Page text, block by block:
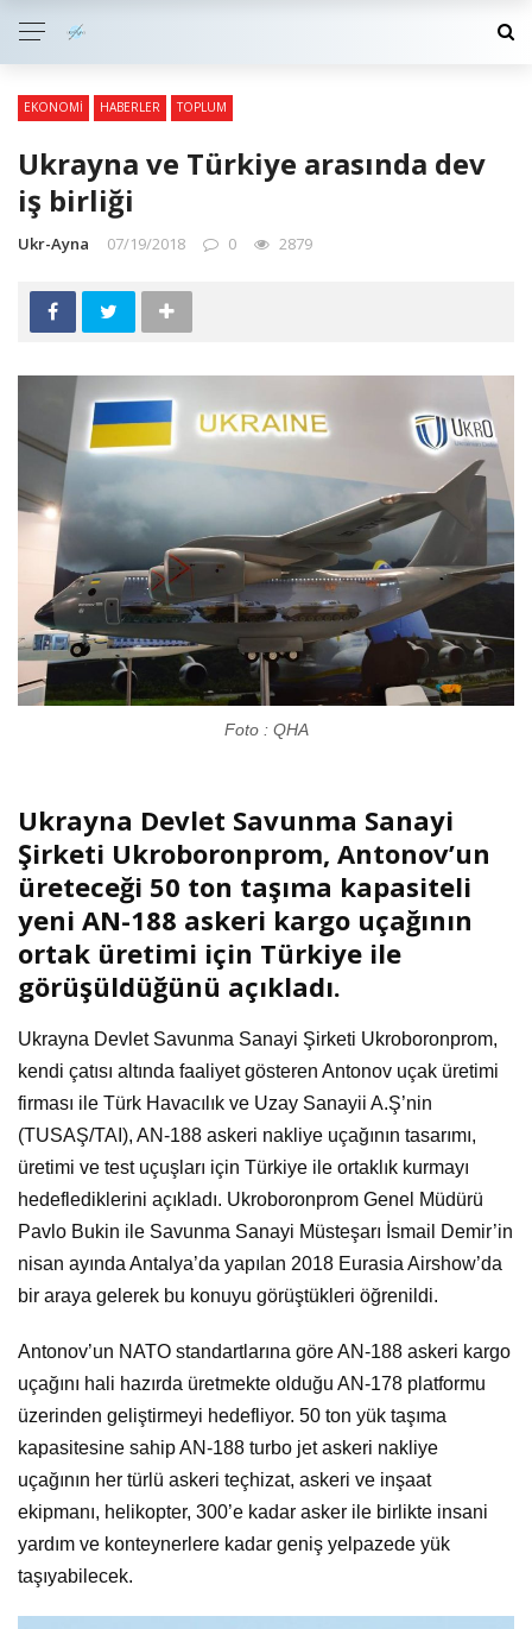
EKONOMI HABERLER TOPLUM
Ukrayna ve Türkiye arasında dev
iş birliği
Ukr-Ayna 07/19/2018 0 2879
Foto : QHA
Ukrayna Devlet Savunma Sanayi
Şirketi Ukroboronprom, Antonov’un
üreteceği 50 ton taşıma kapasiteli
yeni AN-188 askeri kargo uçağının
ortak üretimi için Türkiye ile
görüşüldüğünü açıkladı.
Ukrayna Devlet Savunma Sanayi Şirketi Ukroboronprom,
kendi çatısı altında faaliyet gösteren Antonov uçak üretimi
firması ile Türk Havacılık ve Uzay Sanayii A.Ş’nin
(TUSAŞ/TAI), AN-188 askeri nakliye uçağının tasarımı,
üretimi ve test uçuşları için Türkiye ile ortaklık kurmayı
hedeflediklerini açıkladı. Ukroboronprom Genel Müdürü
Pavlo Bukin ile Savunma Sanayi Müsteşarı İsmail Demir’in
nisan ayında Antalya’da yapılan 2018 Eurasia Airshow’da
bir araya gelerek bu konuyu görüştükleri öğrenildi.
Antonov’un NATO standartlarına göre AN-188 askeri kargo
uçağını hali hazırda üretmekte olduğu AN-178 platformu
üzerinden geliştirmeyi hedefliyor. 50 ton yük taşıma
kapasitesine sahip AN-188 turbo jet askeri nakliye
uçağının her türlü askeri teçhizat, askeri ve inşaat
ekipmanı, helikopter, 300’e kadar asker ile birlikte insani
yardım ve konteynerlere kadar geniş yelpazede yük
taşıyabilecek.